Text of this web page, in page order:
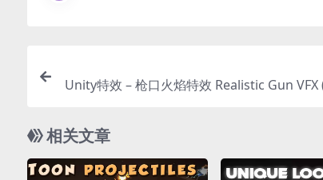
Unity特效 – 枪口火焰特效 Realistic Gun VFX
相关文章